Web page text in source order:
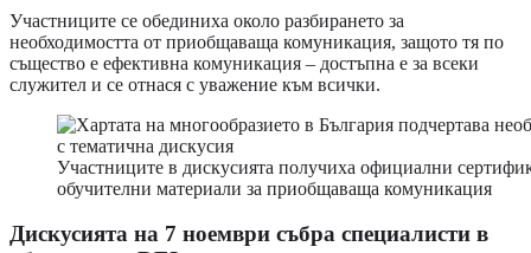
Участниците се обединиха около разбирането за
необходимостта от приобщаваща комуникация, защото тя по
същество е ефективна комуникация – достъпна е за всеки
служител и се отнася с уважение към всички.
Участниците в дискусията получиха официални
обучителни материали за приобщаваща комуникация
Дискусията на 7 ноември събра специалисти в